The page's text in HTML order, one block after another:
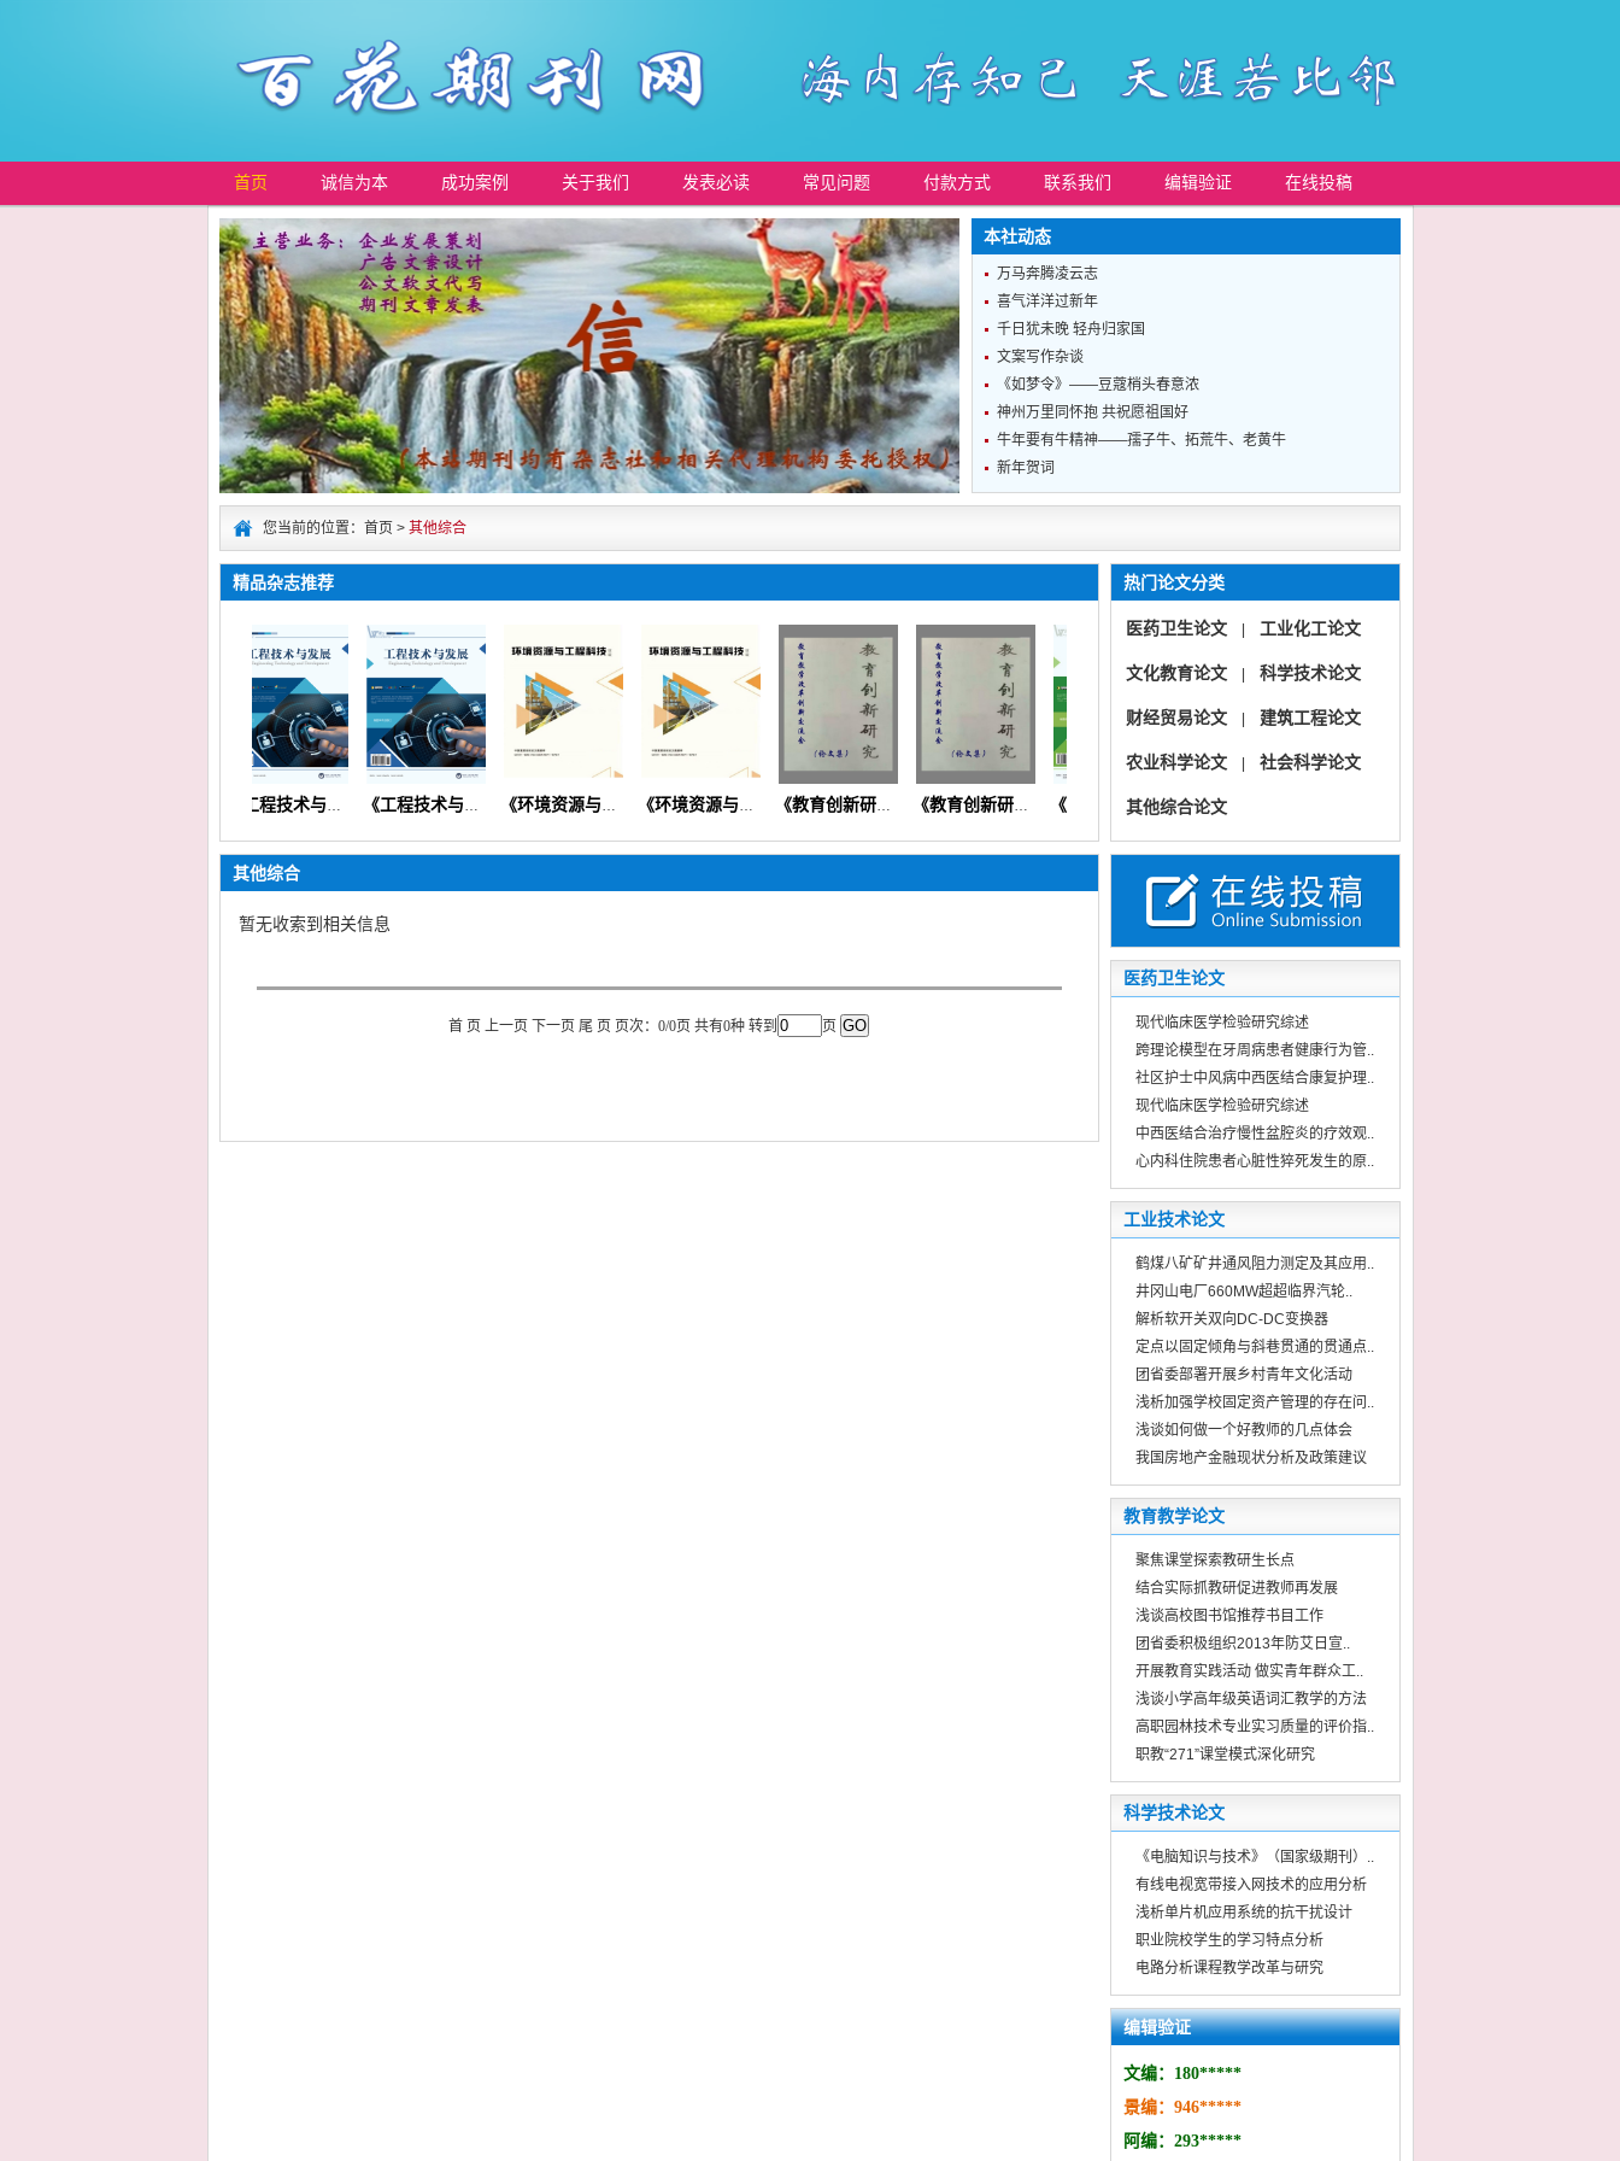
首页 诚信为本 成功案例 关于我们 发表必读 常见问题 付款方式 联系我们 编辑验证 在线投稿
本社动态
万马奔腾凌云志
喜气洋洋过新年
千日犹未晚 轻舟归家国
文案写作杂谈
《如梦令》——豆蔻梢头春意浓
神州万里同怀抱 共祝愿祖国好
牛年要有牛精神——孺子牛、拓荒牛、老黄牛
新年贺词
您当前的位置：首页 > 其他综合
精品杂志推荐
《工程技术与发展》（矿山机械交通路桥市政建筑信息通信） 《工程技术与发展》 《环境资源与工程科技论坛》（生态环境矿产地质资源经济） 《环境资源与工程科技论坛》 《教育创新研究》（思政德育教学教法素质教育课程改革） 《教育创新研究》 《医学创新与探析》（论著综述医药护理临床病例)【国际版】
其他综合
暂无收索到 相关信息
首 页 上一页 下一页 尾 页 页次：0/0页 共有0种 转到 页
热门论文分类
医药卫生论文 工业化工论文
文化教育论文 科学技术论文
财经贸易论文 建筑工程论文
农业科学论文 社会科学论文
其他综合论文
医药卫生论文
现代临床医学检验研究综述
跨理论模型在牙周病患者健康行为管..
社区护士中风病中西医结合康复护理..
现代临床医学检验研究综述
中西医结合治疗慢性盆腔炎的疗效观..
心内科住院患者心脏性猝死发生的原..
工业技术论文
鹤煤八矿矿井通风阻力测定及其应用..
井冈山电厂660MW超超临界汽轮..
解析软开关双向DC-DC变换器
定点以固定倾角与斜巷贯通的贯通点..
团省委部署开展乡村青年文化活动
浅析加强学校固定资产管理的存在问..
浅谈如何做一个好教师的几点体会
我国房地产金融现状分析及政策建议
教育教学论文
聚焦课堂探索教研生长点
结合实际抓教研促进教师再发展
浅谈高校图书馆推荐书目工作
团省委积极组织2013年防艾日宣..
开展教育实践活动 做实青年群众工..
浅谈小学高年级英语词汇教学的方法
高职园林技术专业实习质量的评价指..
职教“271”课堂模式深化研究
科学技术论文
《电脑知识与技术》（国家级期刊）..
有线电视宽带接入网技术的应用分析
浅析单片机应用系统的抗干扰设计
职业院校学生的学习特点分析
电路分析课程教学改革与研究
编辑验证
文编： 180*****
景编： 946*****
阿编：293*****